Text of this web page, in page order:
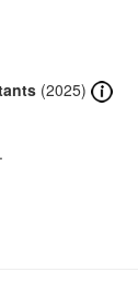
(2025)